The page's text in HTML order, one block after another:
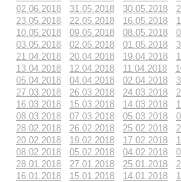
02.06.2018
31.05.2018 30.05.2018
23.05.2018
22.05.2018 16.05.2018
10.05.2018
09.05.2018 08.05.2018
03.05.2018
02.05.2018 01.05.2018
21.04.2018
20.04.2018 19.04.2018
13.04.2018
12.04.2018 11.04.2018
05.04.2018
04.04.2018 02.04.2018
27.03.2018
26.03.2018 24.03.2018
16.03.2018
15.03.2018 14.03.2018
08.03.2018
07.03.2018 05.03.2018
28.02.2018
26.02.2018 25.02.2018
20.02.2018
19.02.2018 17.02.2018
08.02.2018
05.02.2018 04.02.2018
28.01.2018
27.01.2018 25.01.2018
16.01.2018
15.01.2018 14.01.2018